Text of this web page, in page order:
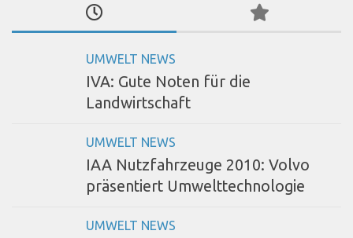
UMWELT NEWS
IVA: Gute Noten für die
Landwirtschaft
UMWELT NEWS
IAA Nutzfahrzeuge 2010: Volvo
präsentiert Umwelttechnologie
UMWELT NEWS